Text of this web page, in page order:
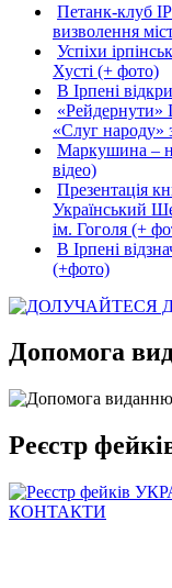
Петанк-клуб
визволення
Успіхи
Хусті (+ фото)
В Ірпені
«Рейдернути»
«Слуг народу»
Маркушина –
відео)
Презентація
Український
ім. Гоголя (+
В Ірпені
(+фото)
Допомога
Реєстр
КОНТАКТИ